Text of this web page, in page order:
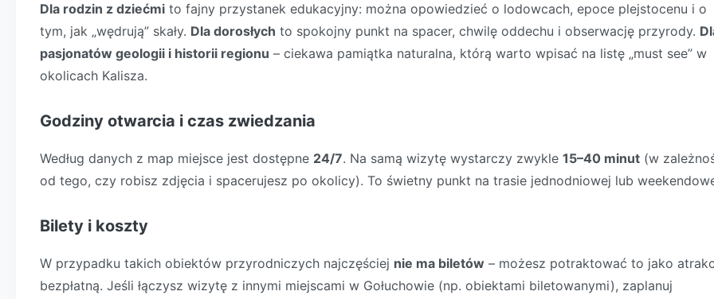
Dla rodzin z dziećmi to fajny przystanek edukacyjny: można opowiedzieć o lodowcach, epoce plejstocenu i o
tym, jak „wędrują” skały. Dla dorosłych to spokojny punkt na spacer, chwilę oddechu i obserwację przyrody.
pasjonatów geologii i historii regionu – ciekawa pamiątka naturalna, którą warto wpisać na listę „must see” w
okolicach Kalisza.
Godziny otwarcia i czas zwiedzania
Według danych z map miejsce jest dostępne 24/7. Na samą wizytę wystarczy zwykle 15–40 minut (w
od tego, czy robisz zdjęcia i spacerujesz po okolicy). To świetny punkt na trasie jednodniowej lub
Bilety i koszty
W przypadku takich obiektów przyrodniczych najczęściej nie ma biletów – możesz potraktować to jako
bezpłatną. Jeśli łączysz wizytę z innymi miejscami w Gołuchowie (np. obiektami biletowanymi), zaplanuj